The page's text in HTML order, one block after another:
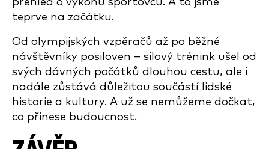
teprve na začátku.
Od olympijských vzpěračů až po běžné
návštěvníky posiloven – silový trénink ušel od
svých dávných počátků dlouhou cestu, ale i
nadále zůstává důležitou součástí lidské
historie a kultury. A už se nemůžeme dočkat,
co přinese budoucnost.